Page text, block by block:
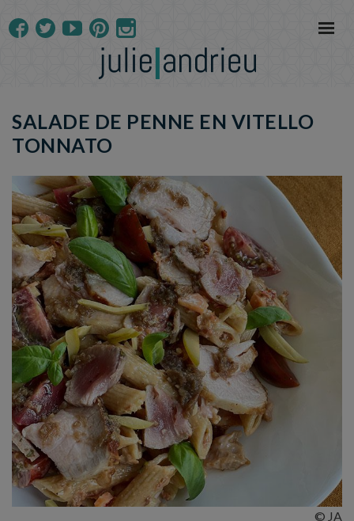
SALADE DE PENNE EN VITELLO
TONNATO
© JA